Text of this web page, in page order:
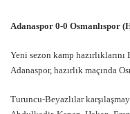
Adanaspor 0-0 Osmanlıspor
Yeni sezon kamp
Adanaspor, hazırlık maçında
Turuncu-Beyazlılar